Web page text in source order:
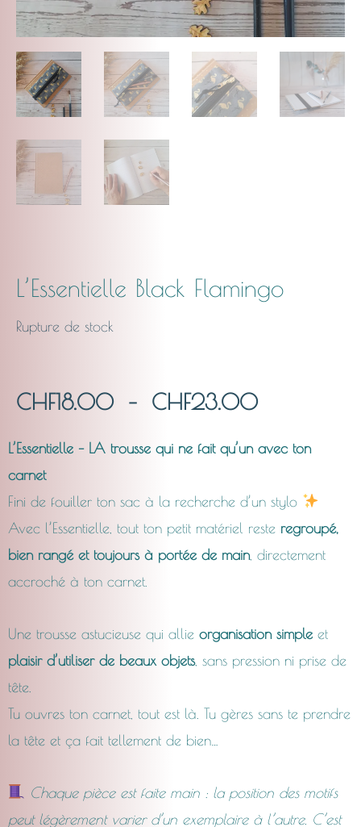
L’Essentielle Black Flamingo
Rupture de stock
CHF18.00 – CHF23.00Plage
de
CHF18.00
à
L’Essentielle – LA trousse qui ne fait qu’un avec ton
carnet
Fini de fouiller ton sac à la recherche d’un stylo
Avec l’Essentielle, tout ton petit matériel reste regroupé,
bien rangé et toujours à portée de main, directement
accroché à ton carnet.
Une trousse astucieuse qui allie organisation simple et
plaisir d’utiliser de beaux objets, sans pression ni prise de
tête.
Tu ouvres ton carnet, tout est là. Tu gères sans te prendre
la tête et ça fait tellement de bien…
Chaque pièce est faite main : la position des motifs
peut légèrement varier d’un exemplaire à l’autre. C’est